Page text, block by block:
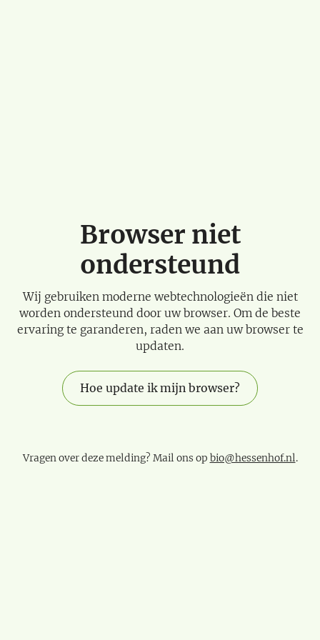
Browser niet
ondersteund
Wij gebruiken moderne webtechnologieën die niet
worden ondersteund door uw browser. Om de beste
ervaring te garanderen, raden we aan uw browser te
updaten.
Hoe update ik mijn browser?
Vragen over deze melding? Mail ons op bio@hessenhof.nl.